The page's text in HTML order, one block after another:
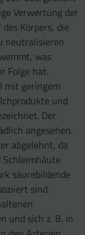
Verwertung der
Körpers, die
neutralisieren
was
Folge hat.
mit geringem
und
Der
angesehen.
abgelehnt, da
Schleimhäute
säurebildende
sind.
und sich z. B. in